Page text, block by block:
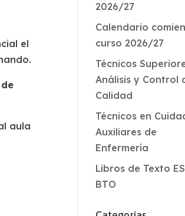
el
aula
2026/27
Calendario
curso 2026/27
Técnicos
Análisis y Control
Calidad
Técnicos en
Auxiliares de
Enfermería
Libros de Texto
BTO